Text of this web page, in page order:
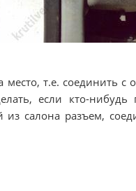
т.е. соединить с
если кто-
салона разъем,